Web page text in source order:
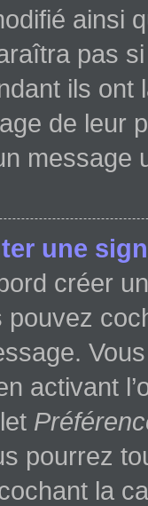
ainsi
pas
ils ont
de leur
message
une
créer
pouvez
activant
pourrez
la